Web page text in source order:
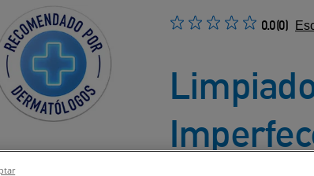
0.0(0)